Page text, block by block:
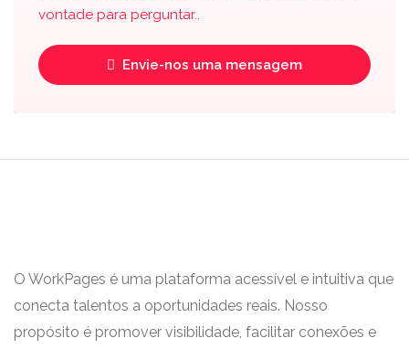
vontade para perguntar..
Envie-nos uma mensagem
O WorkPages é uma plataforma acessível e intuitiva que
conecta talentos a oportunidades reais. Nosso
propósito é promover visibilidade, facilitar conexões e